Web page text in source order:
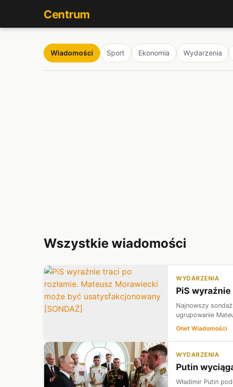
Centrum
Wiadomości Sport Ekonomia Wydarzenia
Wszystkie wiadomości
WYDARZENIA
PiS
Najnowszy
ugrupowanie
Onet Wiadomości
WYDARZENIA
Putin
Władimir Putin